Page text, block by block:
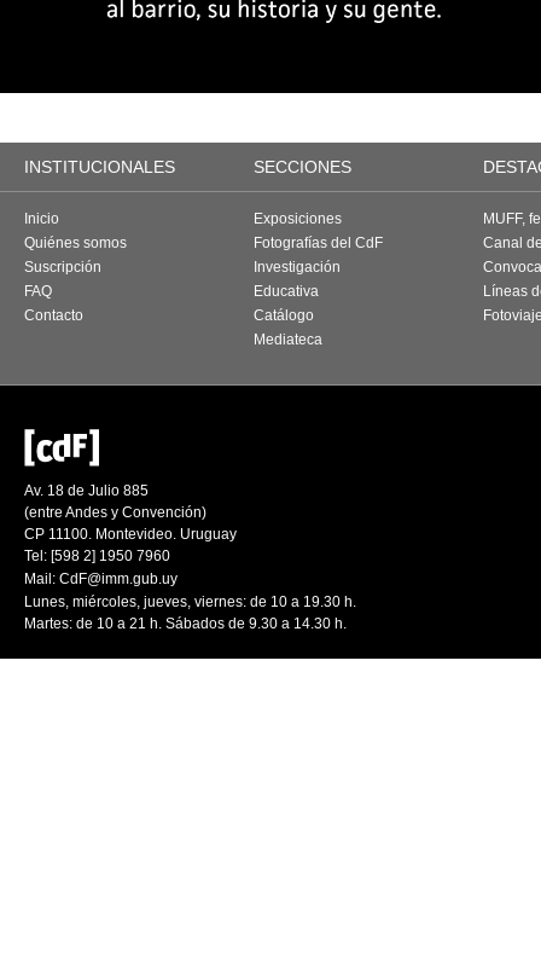
INSTITUCIONALES SECCIONES
Inicio
Quiénes somos
Suscripción
FAQ
Contacto
Exposiciones
Fotografías del CdF
Investigación
Educativa
Catálogo
Mediateca
MUFF,
Canal
Líneas
Av. 18 de Julio 885
(entre Andes y Convención)
CP 11100. Montevideo. Uruguay
Tel: [598 2] 1950 7960
Mail: CdF@imm.gub.uy
Lunes, miércoles, jueves, viernes: de 10 a 19.30 h.
Martes: de 10 a 21 h. Sábados de 9.30 a 14.30 h.